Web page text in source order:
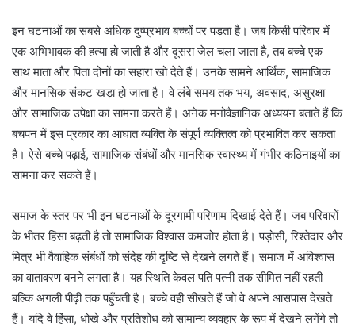
इन घटनाओं का सबसे अधिक दुष्प्रभाव बच्चों पर पड़ता है। जब किसी परिवार में
एक अभिभावक की हत्या हो जाती है और दूसरा जेल चला जाता है, तब बच्चे एक
साथ माता और पिता दोनों का सहारा खो देते हैं। उनके सामने आर्थिक, सामाजिक
और मानसिक संकट खड़ा हो जाता है। वे लंबे समय तक भय, अवसाद, असुरक्षा
और सामाजिक उपेक्षा का सामना करते हैं। अनेक मनोवैज्ञानिक अध्ययन बताते हैं कि
बचपन में इस प्रकार का आघात व्यक्ति के संपूर्ण व्यक्तित्व को प्रभावित कर सकता
है। ऐसे बच्चे पढ़ाई, सामाजिक संबंधों और मानसिक स्वास्थ्य में गंभीर कठिनाइयों का
सामना कर सकते हैं।
समाज के स्तर पर भी इन घटनाओं के दूरगामी परिणाम दिखाई देते हैं। जब परिवारों
के भीतर हिंसा बढ़ती है तो सामाजिक विश्वास कमजोर होता है। पड़ोसी, रिश्तेदार और
मित्र भी वैवाहिक संबंधों को संदेह की दृष्टि से देखने लगते हैं। समाज में अविश्वास
का वातावरण बनने लगता है। यह स्थिति केवल पति पत्नी तक सीमित नहीं रहती
बल्कि अगली पीढ़ी तक पहुँचती है। बच्चे वही सीखते हैं जो वे अपने आसपास देखते
हैं। यदि वे हिंसा, धोखे और प्रतिशोध को सामान्य व्यवहार के रूप में देखने लगेंगे तो